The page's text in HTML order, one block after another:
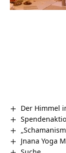
Der Himmel
Jnana Yoga